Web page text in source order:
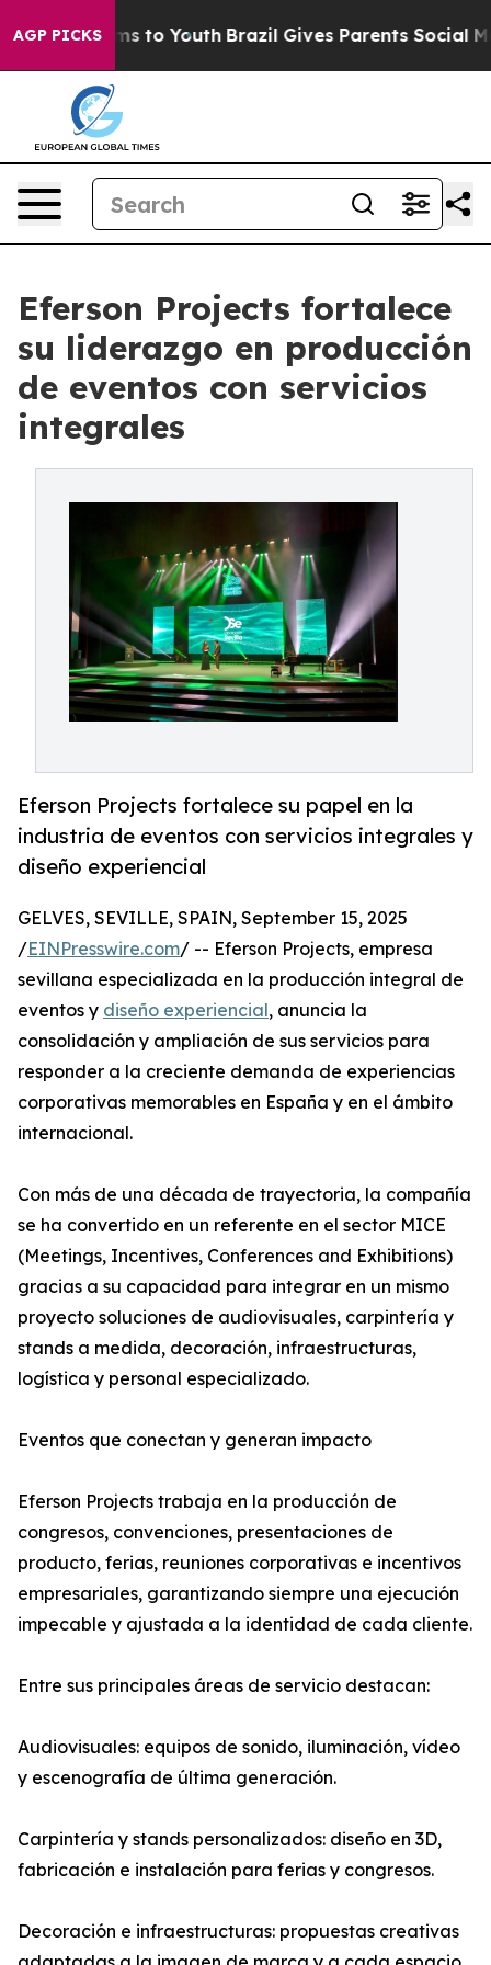
AGP PICKS
Harms to Youth Brazil Gives Parents Social
Eferson Projects fortalece
su liderazgo en producción
de eventos con servicios
integrales
Eferson Projects fortalece su papel en la
industria de eventos con servicios integrales y
diseño experiencial
GELVES, SEVILLE, SPAIN, September 15, 2025
/EINPresswire.com/ -- Eferson Projects, empresa
sevillana especializada en la producción integral de
eventos y diseño experiencial, anuncia la
consolidación y ampliación de sus servicios para
responder a la creciente demanda de experiencias
corporativas memorables en España y en el ámbito
internacional.
Con más de una década de trayectoria, la compañía
se ha convertido en un referente en el sector MICE
(Meetings, Incentives, Conferences and Exhibitions)
gracias a su capacidad para integrar en un mismo
proyecto soluciones de audiovisuales, carpintería y
stands a medida, decoración, infraestructuras,
logística y personal especializado.
Eventos que conectan y generan impacto
Eferson Projects trabaja en la producción de
congresos, convenciones, presentaciones de
producto, ferias, reuniones corporativas e incentivos
empresariales, garantizando siempre una ejecución
impecable y ajustada a la identidad de cada cliente.
Entre sus principales áreas de servicio destacan:
Audiovisuales: equipos de sonido, iluminación, vídeo
y escenografía de última generación.
Carpintería y stands personalizados: diseño en 3D,
fabricación e instalación para ferias y congresos.
Decoración e infraestructuras: propuestas creativas